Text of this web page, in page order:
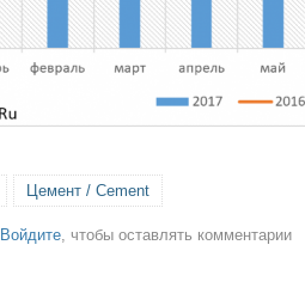
Цемент / Cement
Войдите , чтобы оставлять комментарии